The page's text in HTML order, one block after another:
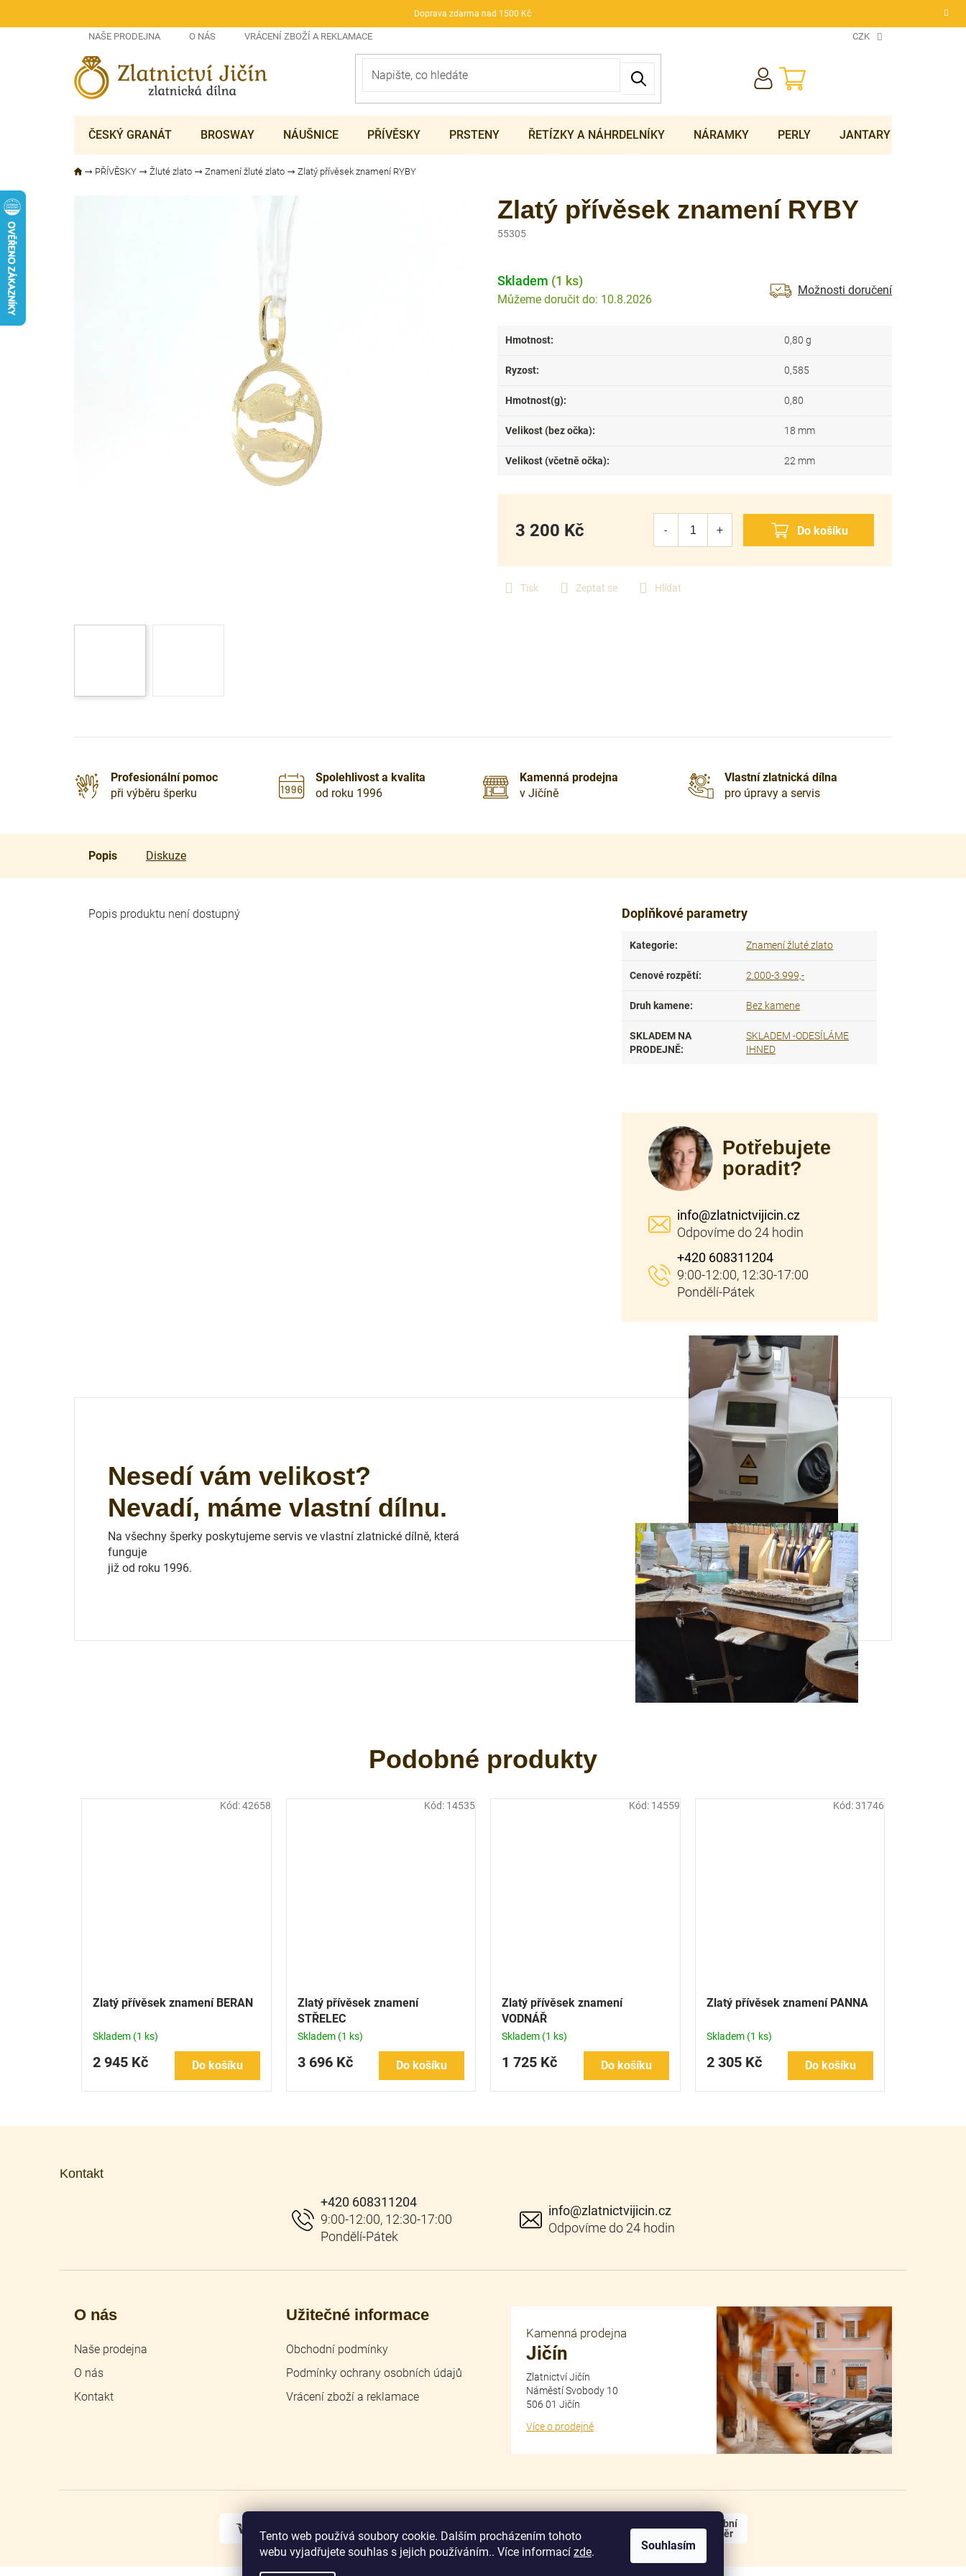
Tento web používá soubory cookie. Dalším procházením tohoto
webu vyjadřujete souhlas s jejich používáním.. Více informací zde. Souhlasím
Doprava zdarma nad 1500 Kč
NAŠE PRODEJNA O NÁS VRÁCENÍ ZBOŽÍ A REKLAMACE CZK
NÁKUPNÍ
KOŠÍK
ČESKÝ GRANÁT BROSWAY NÁUŠNICE PŘÍVĚSKY PRSTENY ŘETÍZKY A NÁHRDELNÍKY NÁRAMKY PERLY JANTARY
PŘÍVĚSKY Žluté zlato Znamení žluté zlato Zlatý přívěsek znamení RYBY
Tisk Zeptat se Hlídat
Zlatý přívěsek znamení RYBY
55305
Skladem (1 ks)
10.8.2026
Možnosti doručení
3 200 Kč
Hmotnost: 0,80 g
Ryzost: 0,585
Hmotnost(g): 0,80
Velikost (bez očka): 18 mm
Velikost (včetně očka): 22 mm
Profesionální pomoc
při výběru šperku
Spolehlivost a kvalita
od roku 1996
Kamenná prodejna
v Jičíně
Vlastní zlatnická dílna
pro úpravy a servis
Popis Diskuze
Popis produktu není dostupný Doplňkové parametry
Kategorie: Znamení žluté zlato
Cenové rozpětí: 2.000-3.999,-
Druh kamene: Bez kamene
SKLADEM NA
PRODEJNĚ:
SKLADEM -ODESÍLÁME
IHNED
Potřebujete
poradit?
info@zlatnictvijicin.cz
+420 608311204
Zlatý přívěsek znamení BERAN
Skladem (1 ks)
2 945 Kč Do košíku
Kód:42658
Zlatý přívěsek znamení
STŘELEC
Skladem (1 ks)
3 696 Kč Do košíku
Kód: 14535
Zlatý přívěsek znamení
VODNÁŘ
Skladem (1 ks)
1 725 Kč Do košíku
Kód: 14559
Zlatý přívěsek znamení PANNA
Skladem (1 ks)
2 305 Kč Do košíku
Kód:31746
Nesedí vám velikost?
Nevadí, máme vlastní dílnu.
Na všechny šperky poskytujeme servis ve vlastní zlatnické dílně, která
funguje
již od roku 1996.
Kontakt
info@zlatnictvijicin.cz
+420 608311204
O nás
Naše prodejna
O nás
Kontakt
Užitečné informace
Obchodní podmínky
Podmínky ochrany osobních údajů
Vrácení zboží a reklamace
Kamenná prodejna
Jičín
Zlatnictví Jičín
Náměstí Svobody 10
506 01 Jičín
Více o prodejně
osobní
odběr